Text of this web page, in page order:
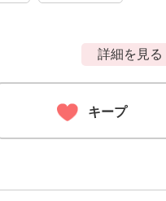
詳細を見る
キープ